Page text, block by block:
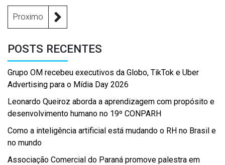
Proximo
POSTS RECENTES
Grupo OM recebeu executivos da Globo, TikTok e Uber
Advertising para o Mídia Day 2026
Leonardo Queiroz aborda a aprendizagem com propósito e
desenvolvimento humano no 19º CONPARH
Como a inteligência artificial está mudando o RH no Brasil e
no mundo
Associação Comercial do Paraná promove palestra em